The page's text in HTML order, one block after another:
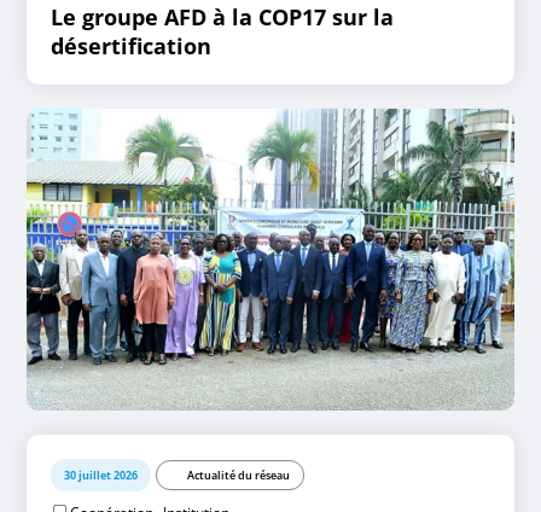
Le groupe AFD à la COP17 sur la
désertification
30 juillet 2026 Actualité du réseau